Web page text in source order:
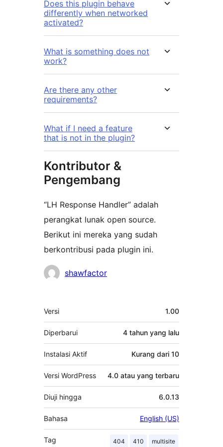
Does this plugin behave
differently when networked
activated?
What is something does not
work?
Are there any other
requirements?
What if I need a feature
that is not in the plugin?
Kontributor &
Pengembang
“LH Response Handler” adalah
perangkat lunak open source.
Berikut ini mereka yang sudah
berkontribusi pada plugin ini.
Kontributorshawfactor
Meta
Versi 1.00
Diperbarui 4 tahun yang lalu
Instalasi Aktif Kurang dari 10
Versi WordPress 4.0 atau yang terbaru
Diuji hingga 6.0.13
Bahasa English (US)
Tag 404 410 multisite